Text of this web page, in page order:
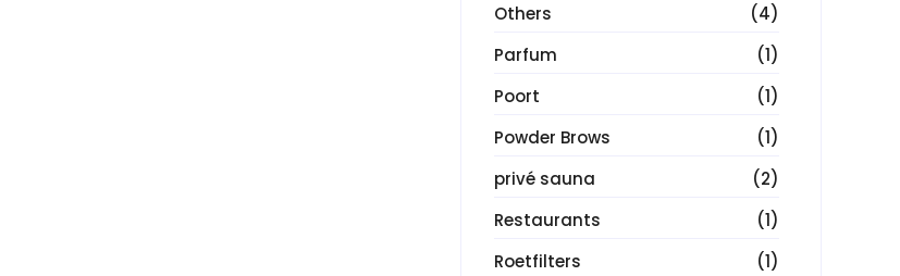
Others
(4)
Parfum
(1)
Poort
(1)
Powder Brows
(1)
privé sauna
(2)
Restaurants
(1)
Roetfilters
(1)